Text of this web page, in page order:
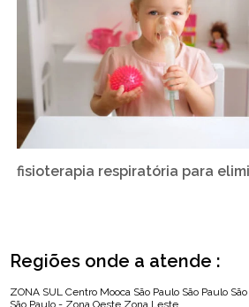
fisioterapia respiratória para
Regiões onde a atende :
ZONA SUL Centro Mooca São Paulo São Paulo
São Paulo - Zona Oeste Zona Leste